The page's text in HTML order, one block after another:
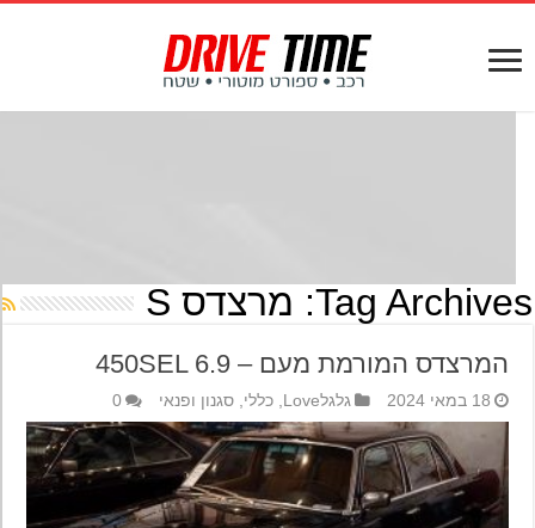
Tag מרצדס S
המרצדס המורמת מעם – 450SEL 6.9
18 במאי 2024 גלגלLove , כללי,סגנון ופנאי 0